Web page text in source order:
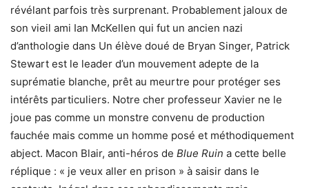
révélant parfois très surprenant. Probablement jaloux de
son vieil ami Ian McKellen qui fut un ancien nazi
d’anthologie dans Un élève doué de Bryan Singer, Patrick
Stewart est le leader d’un mouvement adepte de la
suprématie blanche, prêt au meurtre pour protéger ses
intérêts particuliers. Notre cher professeur Xavier ne le
joue pas comme un monstre convenu de production
fauchée mais comme un homme posé et méthodiquement
abject. Macon Blair, anti-héros de Blue Ruin a cette belle
réplique : « je veux aller en prison » à saisir dans le